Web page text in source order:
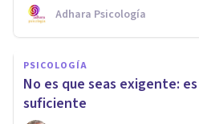
Adhara Psicología
PSICOLOGÍA
No es que seas exigente:
suficiente